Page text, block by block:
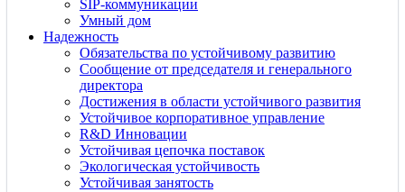
SIP-коммуникации
Умный дом
Надежность
Обязательства по устойчивому развитию
Сообщение от председателя и генерального
директора
Достижения в области устойчивого развития
Устойчивое корпоративное управление
R&D Инновации
Устойчивая цепочка поставок
Экологическая устойчивость
Устойчивая занятость